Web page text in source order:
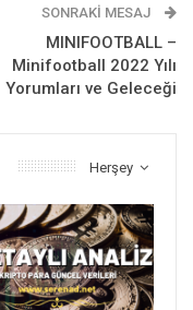
SONRAKI MESAJ
MINIFOOTBALL –
Minifootball 2022 Yılı
Yorumları ve Geleceği
Herşey